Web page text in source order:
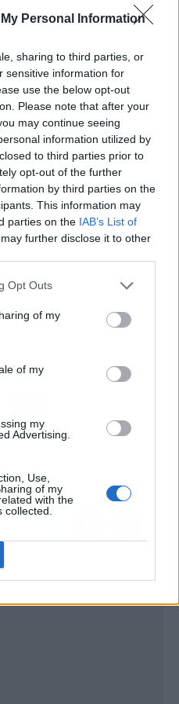
Personal Information
sharing to third parties, or
sensitive information for
use the below opt-out
Please note that after your
may continue seeing
information utilized by
to third parties prior to
opt-out of the further
by third parties on the
This information may
parties on the IAB’s List of
further disclose it to other
Opt Outs
of my
of my
my
Advertising.
Use,
of my
with the
hace un Traductor
and Interpreters
los traductores
deben acreditar
y superar dos
ingresar en la ITIA
Association).
juradas son
pero en el caso de que
De esta manera no
tu
Artículo siguiente
adopción de prácticas